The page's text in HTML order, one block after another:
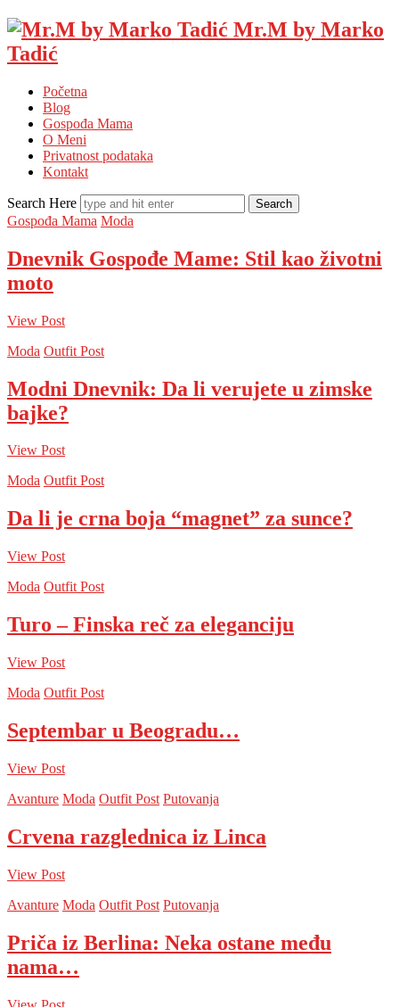
Mr.M by Marko
Tadić
Početna
Blog
Gospođa Mama
O Meni
Privatnost podataka
Kontakt
Search Here
Gospođa Mama Moda
Dnevnik Gospođe Mame: Stil kao životni
moto
View Post
Moda Outfit Post
Modni Dnevnik: Da li verujete u zimske
bajke?
View Post
Moda Outfit Post
Da li je crna boja “magnet” za sunce?
View Post
Moda Outfit Post
Turo – Finska reč za eleganciju
View Post
Moda Outfit Post
Septembar u Beogradu…
View Post
Avanture Moda Outfit Post Putovanja
Crvena razglednica iz Linca
View Post
Avanture Moda Outfit Post Putovanja
Priča iz Berlina: Neka ostane među
nama…